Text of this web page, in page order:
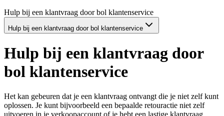
Hulp bij een klantvraag door bol klantenservice
Hulp bij een klantvraag door bol klantenservice
Hulp bij een klantvraag door
bol klantenservice
Het kan gebeuren dat je een klantvraag ontvangt die je niet zelf kunt
oplossen. Je kunt bijvoorbeeld een bepaalde retouractie niet zelf
uitvoeren in je verkoopaccount of je hebt een lastige klantvraag